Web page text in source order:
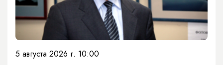
5 августа 2026 г. 10:00